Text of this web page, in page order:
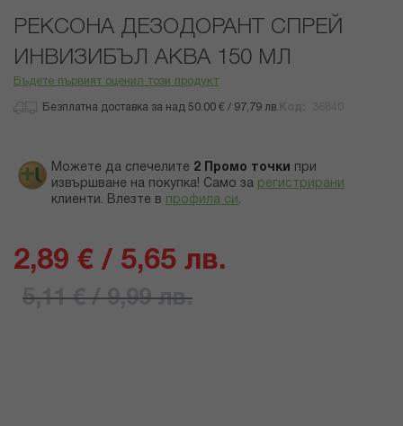
началото
галерия
със
РЕКСОНА ДЕЗОДОРАНТ СПРЕЙ
ИНВИЗИБЪЛ АКВА 150 МЛ
Бъдете първият оценил този продукт
Безплатна доставка за над 50.00 € / 97,79 лв.
Можете да спечелите 2 Промо точки
при
извършване на покупка! Само за регистрирани
клиенти. Влезте в профила си .
2,89 € / 5,65 лв.
5,11 € / 9,99 лв.